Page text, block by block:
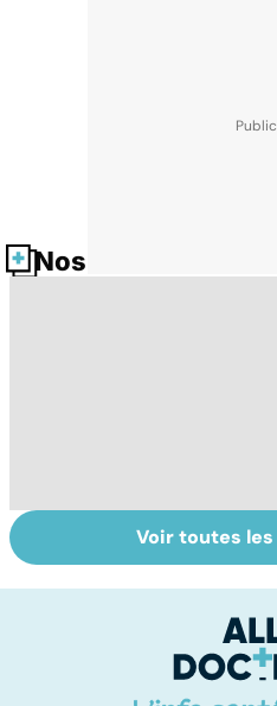
Nos fiches santé
La tuberculose
pulmonaire
Voir toutes